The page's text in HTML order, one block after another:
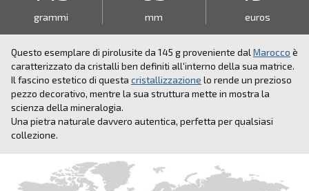
grammi mm euros
Questo esemplare di pirolusite da 145 g proveniente dal Marocco è
caratterizzato da cristalli ben definiti all'interno della sua matrice.
Il fascino estetico di questa cristallizzazione lo rende un prezioso
pezzo decorativo, mentre la sua struttura mette in mostra la
scienza della mineralogia.
Una pietra naturale davvero autentica, perfetta per qualsiasi
collezione.